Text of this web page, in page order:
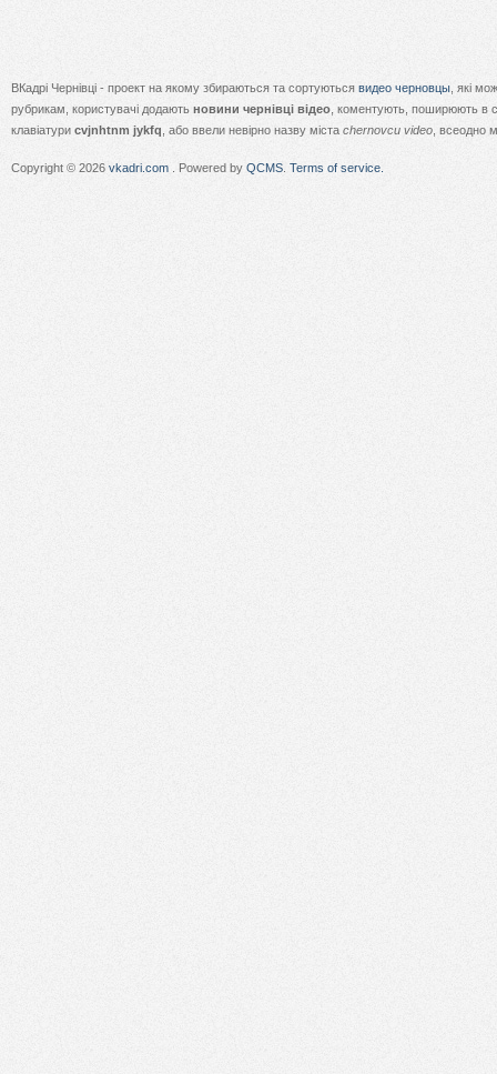
ВКадрі Чернівці - проект на якому збираються та сортуються видео черновцы , які
рубрикам, користувачі додають новини чернівці відео , коментують, поширюють в
клавіатури cvjnhtnm jykfq , або ввели невірно назву міста chernovcu video , всеодно
Copyright © 2026 vkadri.com . Powered by QCMS Terms of service.